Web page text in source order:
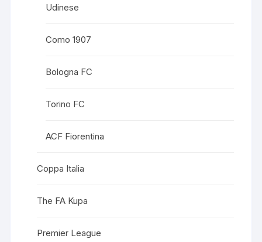
Udinese
Como 1907
Bologna FC
Torino FC
ACF Fiorentina
Coppa Italia
The FA Kupa
Premier League